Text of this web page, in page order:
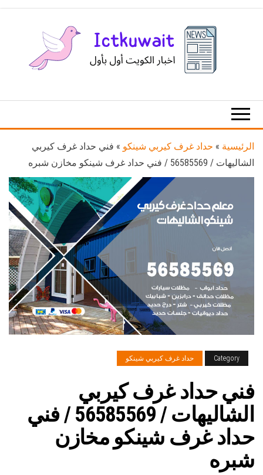
الكويت
الرئيسية » حداد غرف كيربي شينكو » فني حداد غرف كيربي
الشاليهات / 56585569 / فني حداد غرف شينكو مخازن شبره
Category حداد غرف كيربي شينكو
فني حداد غرف كيربي
الشاليهات / 56585569 / فني
حداد غرف شينكو مخازن
شبره